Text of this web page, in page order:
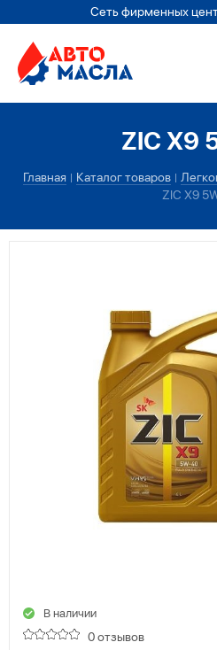
Сеть фирменных
ZIC X9
Главная Каталог товаров
ZIC X9
В наличии
0 отзывов